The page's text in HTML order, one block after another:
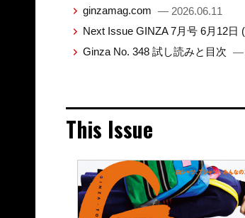
ginzamag.com — 2026.06.11
Next Issue GINZA 7月号 6月12日
Ginza No. 348 試し読みと目次 —
This Issue